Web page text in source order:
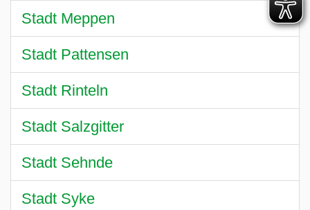
Stadt Meppen
Stadt Pattensen
Stadt Rinteln
Stadt Salzgitter
Stadt Sehnde
Stadt Syke